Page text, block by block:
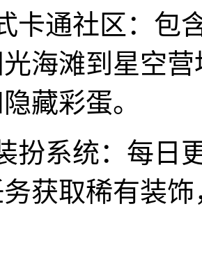
卡通社区：包
海滩到星空
藏彩蛋。
扮系统：每日
获取稀有装